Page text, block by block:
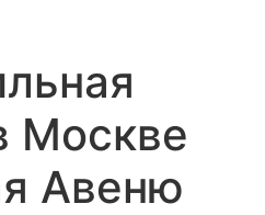
Москве
Авеню